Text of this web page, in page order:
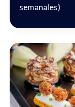
semanales)